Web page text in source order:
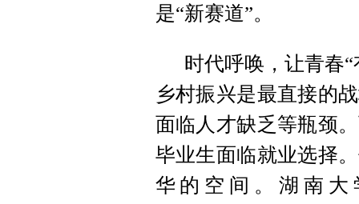
是“新赛道”。
时代呼唤，让青春
乡村振兴是最直接的
面临人才缺乏等瓶颈
毕业生面临就业选择
华的空间。湖南